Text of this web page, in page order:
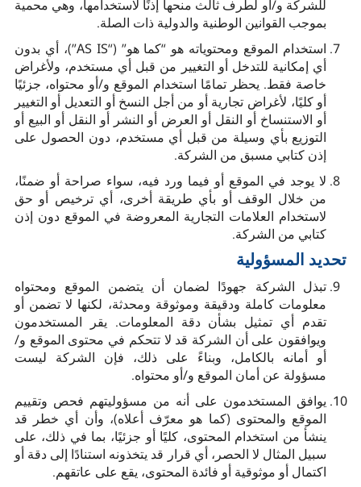
للشركة و/أو لطرف ثالث منحها إذنًا لاستخدامها، وهي محمية
بموجب القوانين الوطنية والدولية ذات الصلة.
استخدام الموقع ومحتوياته هو “كما هو” (“AS IS”)، أي بدون
أي إمكانية للتدخل أو التغيير من قبل أي مستخدم، ولأغراض
خاصة فقط. يحظر تمامًا استخدام الموقع و/أو محتواه، جزئيًا
أو كليًا، لأغراض تجارية أو من أجل النسخ أو التعديل أو التغيير
أو الاستنساخ أو النقل أو العرض أو النشر أو النقل أو البيع أو
التوزيع بأي وسيلة من قبل أي مستخدم، دون الحصول على
إذن كتابي مسبق من الشركة.
لا يوجد في الموقع أو فيما ورد فيه، سواء صراحة أو ضمنًا،
من خلال الوقف أو بأي طريقة أخرى، أي ترخيص أو حق
لاستخدام العلامات التجارية المعروضة في الموقع دون إذن
كتابي من الشركة.
تحديد المسؤولية
تبذل الشركة جهودًا لضمان أن يتضمن الموقع ومحتواه
معلومات كاملة ودقيقة وموثوقة ومحدثة، لكنها لا تضمن أو
تقدم أي تمثيل بشأن دقة المعلومات. يقر المستخدمون
ويوافقون على أن الشركة قد لا تتحكم في محتوى الموقع و/
أو أمانه بالكامل، وبناءً على ذلك، فإن الشركة ليست
مسؤولة عن أمان الموقع و/أو محتواه.
يوافق المستخدمون على أنه من مسؤوليتهم فحص وتقييم
الموقع والمحتوى (كما هو معرّف أعلاه)، وأن أي خطر قد
ينشأ من استخدام المحتوى، كليًا أو جزئيًا، بما في ذلك، على
سبيل المثال لا الحصر، أي قرار قد يتخذونه استنادًا إلى دقة أو
اكتمال أو موثوقية أو فائدة المحتوى، يقع على عاتقهم.